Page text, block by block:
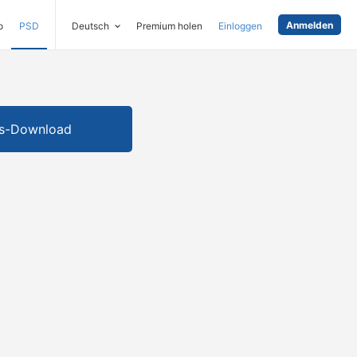
PSD Deutsch Premium holen Einloggen Anmelden
Download